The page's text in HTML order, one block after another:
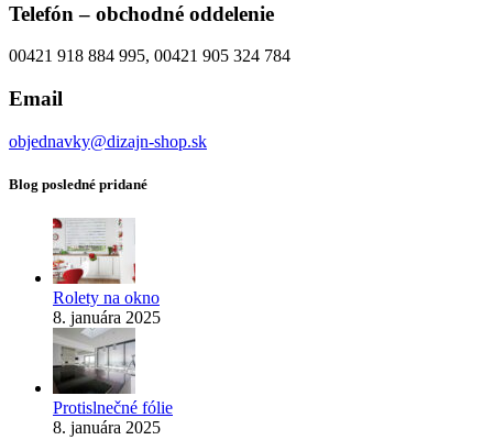
Telefón – obchodné oddelenie
00421 918 884 995, 00421 905 324 784
Email
objednavky@dizajn-shop.sk
Blog posledné pridané
Rolety na okno
8. januára 2025
Protislnečné fólie
8. januára 2025